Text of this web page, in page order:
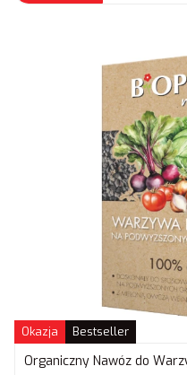
Okazja Bestseller
Organiczny Nawóz do